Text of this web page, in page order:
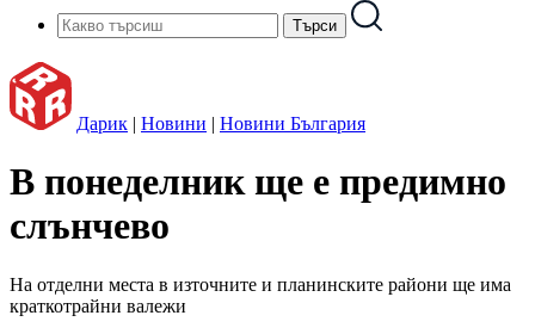
Дарик | Новини | Новини България
В понеделник ще е предимно
слънчево
На отделни места в източните и планинските райони ще има
краткотрайни валежи